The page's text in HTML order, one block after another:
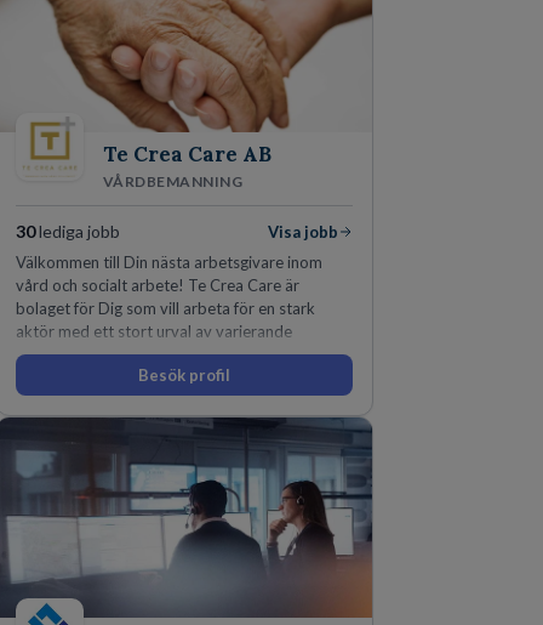
Te Crea Care AB
VÅRDBEMANNING
30lediga jobb
Visa jobb
Välkommen till Din nästa arbetsgivare inom
vård och socialt arbete! Te Crea Care är
bolaget för Dig som vill arbeta för en stark
aktör med ett stort urval av varierande
uppdrag i hela Sverige både inom den privata
som offentliga sektorn.Besök profil